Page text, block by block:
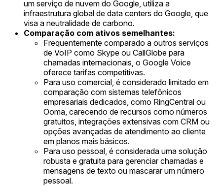
um serviço de nuvem do Google, utiliza a
infraestrutura global de data centers do Google, que
visa a neutralidade de carbono.
Comparação com ativos semelhantes:
Frequentemente comparado a outros serviços
de VoIP como Skype ou CallGlobe para
chamadas internacionais, o Google Voice
oferece tarifas competitivas.
Para uso comercial, é considerado limitado em
comparação com sistemas telefônicos
empresariais dedicados, como RingCentral ou
Ooma, carecendo de recursos como números
gratuitos, integrações extensivas com CRM ou
opções avançadas de atendimento ao cliente
em planos mais básicos.
Para uso pessoal, é considerada uma solução
robusta e gratuita para gerenciar chamadas e
mensagens de texto ou mascarar um número
pessoal.